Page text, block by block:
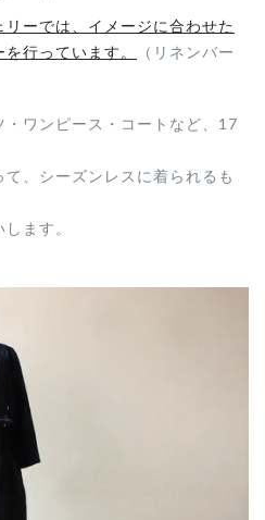
ーでは、イメージに合わせた
行っています。
（リネンバー
ワンピース・コートなど、17
、シーズンレスに着られるも
ます。